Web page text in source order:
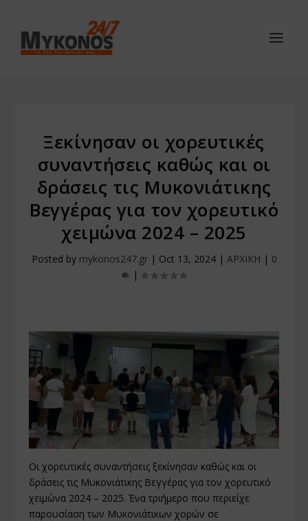
Ξεκίνησαν οι χορευτικές
συναντήσεις καθώς και οι
δράσεις τις Μυκονιάτικης
Βεγγέρας για τον χορευτικό
χειμώνα 2024 – 2025
Posted by mykonos247.gr| Oct 13, 2024| ΑΡΧΙΚΗ | 0
|
Οι χορευτικές συναντήσεις ξεκίνησαν καθώς και οι
δράσεις τις Μυκονιάτικης Βεγγέρας για τον χορευτικό
χειμώνα 2024 – 2025. Ένα τριήμερο που περιείχε
παρουσίαση των Μυκονιάτικων χορών σε